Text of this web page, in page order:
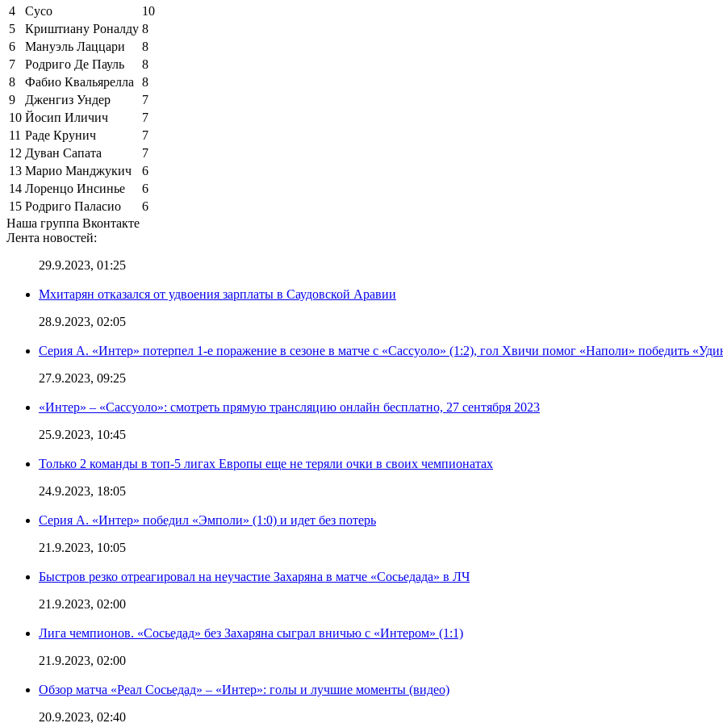
4
Сусо
10
5
Криштиану Роналду 8
6
Мануэль Лаццари
8
7
Родриго Де Пауль
8
8
Фабио Квальярелла
8
9
Дженгиз Ундер
7
10 Йосип Иличич
7
11 Раде Крунич
7
12 Дуван Сапата
7
13 Марио Манджукич
6
14 Лоренцо Инсинье
6
15 Родриго Паласио
6
Наша группа Вконтакте
Лента новостей:
29.9.2023, 01:25
Мхитарян отказался от удвоения зарплаты в Саудовской Аравии
28.9.2023, 02:05
Серия А. «Интер» потерпел 1-е поражение в сезоне в матче с «Сассуоло» (1:2), гол Хвичи помог «Наполи» победить
27.9.2023, 09:25
«Интер» – «Сассуоло»: смотреть прямую трансляцию онлайн бесплатно, 27 сентября 2023
25.9.2023, 10:45
Только 2 команды в топ-5 лигах Европы еще не теряли очки в своих чемпионатах
24.9.2023, 18:05
Серия А. «Интер» победил «Эмполи» (1:0) и идет без потерь
21.9.2023, 10:05
Быстров резко отреагировал на неучастие Захаряна в матче «Сосьедада» в ЛЧ
21.9.2023, 02:00
Лига чемпионов. «Сосьедад» без Захаряна сыграл вничью с «Интером» (1:1)
21.9.2023, 02:00
Обзор матча «Реал Сосьедад» – «Интер»: голы и лучшие моменты (видео)
20.9.2023, 02:40